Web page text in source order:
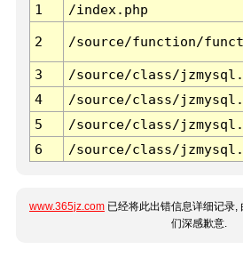
1
/index.php
2 /source/function/
3 /source/class/
4
/source/class/
5
/source/class/
6
/source/class/
www.365jz.com 已经将此出错信息详细记录,
们深感歉意.